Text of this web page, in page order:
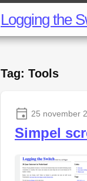
Logging the
Tag: Tools
25 november
Simpel